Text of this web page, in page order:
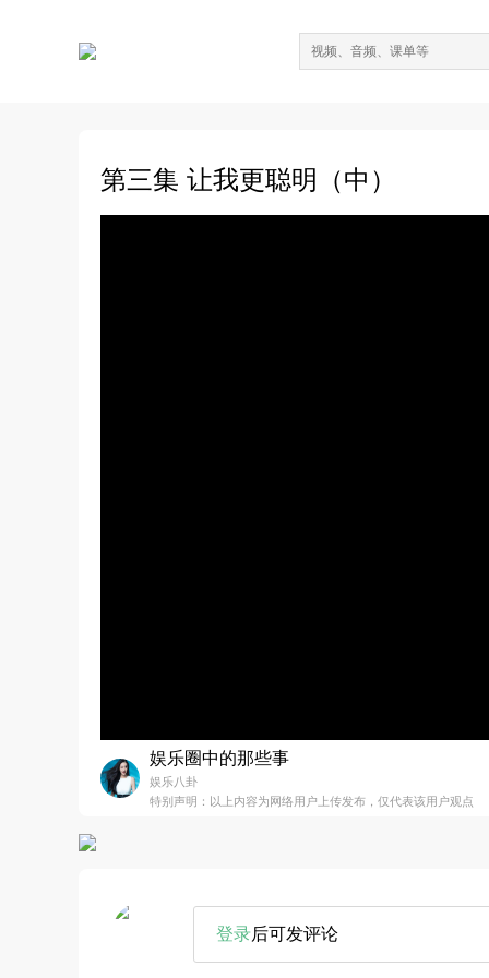
第三集 让我更聪明（中）
娱乐圈中的那些事
娱乐八卦
特别声明：以上内容为网络用户上传发布，仅代表该用户观点
登录后可发评论